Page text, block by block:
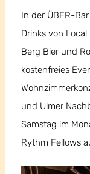
In der ÜBER-
Drinks von
Berg Bier und
kostenfreies
und Ulmer
Samstag im
Rythm Fellows